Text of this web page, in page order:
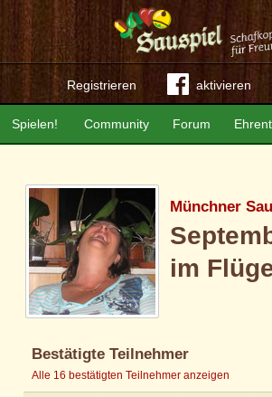
Registrieren aktivieren
Community Forum
Spielen!
Münchner
im
Bestätigte Teilnehmer
Alle 16 bestätigten Teilnehmer anzeigen